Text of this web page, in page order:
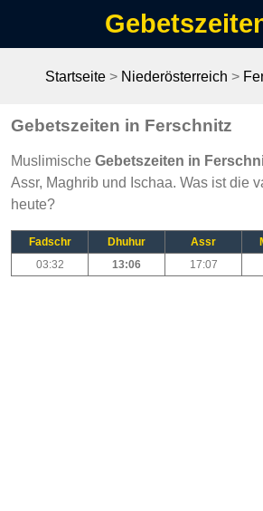
Startseite> Niederösterreich >
Gebetszeiten in Ferschnitz
Muslimische Gebetszeiten in
Assr, Maghrib und Ischaa. Was ist die
heute?
Fadschr Dhuhur Assr
03:32
13:06 17:07